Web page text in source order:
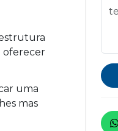
oferecer
uma
mas